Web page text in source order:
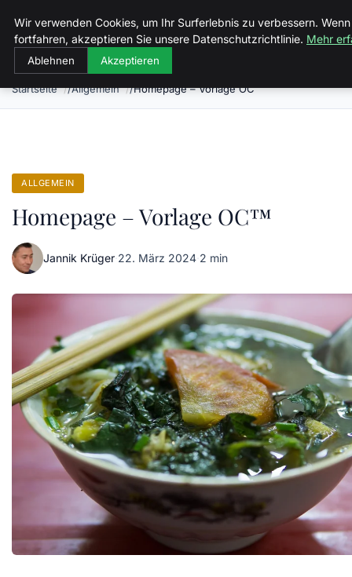
Malzminden
Startseite Allgemein Homepage – Vorlage OC™
ALLGEMEIN
Homepage – Vorlage OC™
Jannik Krüger·22. März 2024·2 min
Wir verwenden Cookies, um Ihr Surferlebnis zu verbessern. Wenn
fortfahren, akzeptieren Sie unsere Datenschutzrichtlinie. Mehr
Ablehnen Akzeptieren